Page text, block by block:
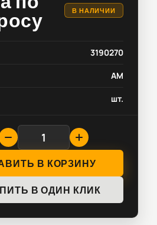
В НАЛИЧИИ
3190270
AM
шт.
В КОРЗИНУ
В ОДИН КЛИК